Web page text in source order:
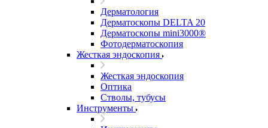
Дерматология
Дерматоскопы DELTA 20
Дерматоскопы mini3000®
Фотодерматоскопия
Жесткая эндоскопия
Жесткая эндоскопия
Оптика
Стволы, тубусы
Инструменты